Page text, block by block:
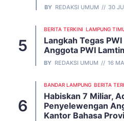
BY REDAKSI UMUM 30
BERITA TERKINI LAMPUNG
Langkah Tegas
Anggota PWI
BY REDAKSI UMUM 16
BANDAR LAMPUNG BERITA
Habiskan 7 Miliar,
Penyelewengan
Kantor Bahasa